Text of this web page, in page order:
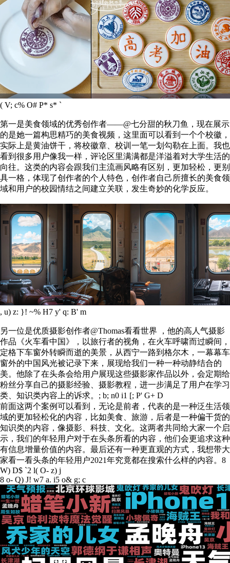
( V; c% O# P* s* `
第一是美食领域的优秀创作者——@七分甜的秋刀鱼，现在展示
的是她一篇构思精巧的美食视频，这里面可以看到一个个校徽，
实际上是黄油饼干，将校徽章、校训一笔一划勾勒在上面。我也
看到很多用户像我一样，评论区里满满都是洋溢着对大学生活的
向往。这类的内容会跟我们主流画风略有区别，更加轻松，更别
具一格，体现了创作者的个人特色，创作者自己所擅长的美食领
域和用户的校园情结之间建立关联，发生奇妙的化学反应。
, u) z: }! ~% H7 y' q: B' m
另一位是优质摄影创作者@Thomas看看世界 ，他的高人气摄影
作品《火车看中国》，以旅行者的视角，在火车呼啸而过瞬间，
定格下车窗外转瞬而逝的美景，从西宁一路到格尔木，一幕幕车
窗外的中国风光被记录下来，展现给我们一种一种动静结合的
美。他除了在头条会给用户展现这些摄影家作品以外，会定期给
粉丝分享自己的摄影经验、摄影教程，进一步满足了用户在学习
类、知识类内容上的诉求。 ; b; n0 i1 [; P' G+ D
前面这两个案例可以看到，无论是前者，代表的是一种泛生活领
域的更加轻松化的内容，比如美食、旅游，后者是一种偏干货的
知识类的内容，像摄影、科技、文化。这两者共同给大家一个启
示，我们的年轻用户对于在头条所看的内容，他们会更追求这种
有信息增量价值的内容。最后还有一种更直观的方式，我想带大
家看一看头条的年轻用户2021年究竟都在搜索什么样的内容。 8
W) D$ `2 l( O- z) j
8 o- Q) J! w7 a. i5 o& g; c